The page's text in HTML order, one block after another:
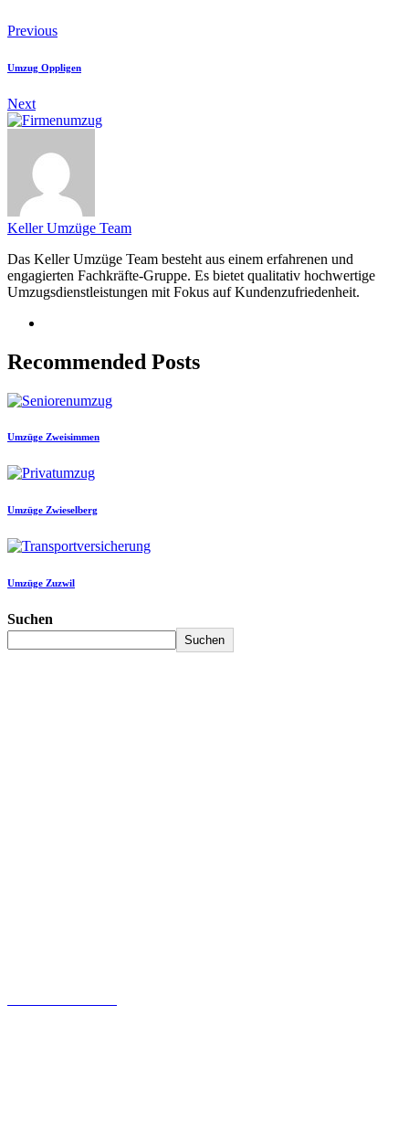
Previous
Umzug Oppligen
Next
Keller Umzüge Team
Das Keller Umzüge Team besteht aus einem erfahrenen und
engagierten Fachkräfte-Gruppe. Es bietet qualitativ hochwertige
Umzugsdienstleistungen mit Fokus auf Kundenzufriedenheit.
Recommended Posts
Umzüge Zweisimmen
Umzüge Zwieselberg
Umzüge Zuzwil
Suchen
Suchen